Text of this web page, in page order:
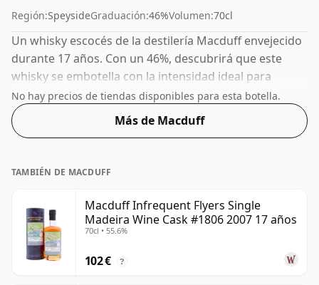
Región:SpeysideGraduación:46%Volumen:70cl
Un whisky escocés de la destilería Macduff envejecido
durante 17 años. Con un 46%, descubrirá que este
whisky se embotella con la intensidad ideal para
sorber. Se presenta en botella de tamaño normal de
70cl.
No hay precios de tiendas disponibles para esta botella.
Más de Macduff
TAMBIÉN DE MACDUFF
Macduff Infrequent Flyers Single
Madeira Wine Cask #1806 2007 17 años
70cl • 55.6%
102 € ?